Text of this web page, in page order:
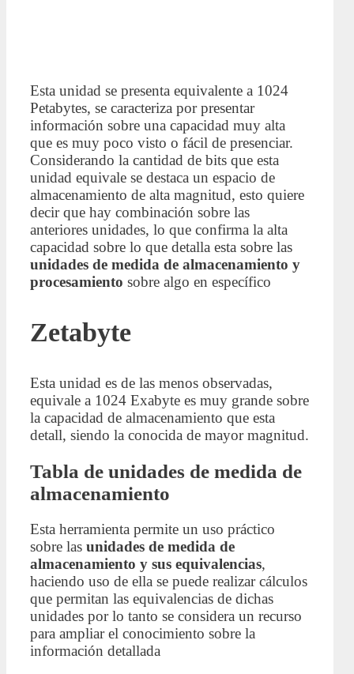
Esta unidad se presenta equivalente a 1024
Petabytes, se caracteriza por presentar
información sobre una capacidad muy alta
que es muy poco visto o fácil de presenciar.
Considerando la cantidad de bits que esta
unidad equivale se destaca un espacio de
almacenamiento de alta magnitud, esto quiere
decir que hay combinación sobre las
anteriores unidades, lo que confirma la alta
capacidad sobre lo que detalla esta sobre las
unidades de medida de almacenamiento y
procesamiento sobre algo en específico
Zetabyte
Esta unidad es de las menos observadas,
equivale a 1024 Exabyte es muy grande sobre
la capacidad de almacenamiento que esta
detall, siendo la conocida de mayor magnitud.
Tabla de unidades de medida de
almacenamiento
Esta herramienta permite un uso práctico
sobre las unidades de medida de
almacenamiento y sus equivalencias,
haciendo uso de ella se puede realizar cálculos
que permitan las equivalencias de dichas
unidades por lo tanto se considera un recurso
para ampliar el conocimiento sobre la
información detallada